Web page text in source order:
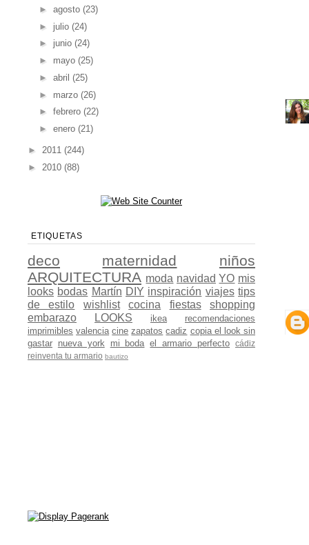
► agosto (23)
► julio (24)
► junio (24)
► mayo (25)
► abril (25)
► marzo (26)
► febrero (22)
► enero (21)
► 2011 (244)
► 2010 (88)
ETIQUETAS
deco maternidad
niños
ARQUITECTURA moda navidad YO mis
looks bodas Martín DIY inspiración viajes tips
de estilo
wishlist cocina fiestas
shopping
embarazo
LOOKS ikea
recomendaciones
imprimibles valencia cine zapatos cadiz copia el look sin
gastar nueva york mi boda el armario perfecto
cádiz
reinventa tu armario bautizo